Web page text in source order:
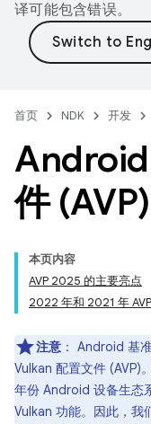
译可能包含错误。
首页 NDK 开发
件 (AVP)
本页内容
AVP 2025 的主要亮点
2022 年和 2021 年
注意 ： Android 基
Vulkan 配置文件 (AVP)
年份 Android 设备生态
Vulkan 功能。因此，